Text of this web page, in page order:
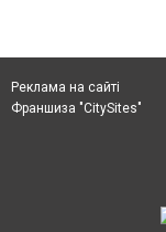
Реклама на сайті
Франшиза "CitySites"